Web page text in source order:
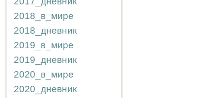
2018_в_мире
2018_дневник
2019_в_мире
2019_дневник
2020_в_мире
2020_дневник